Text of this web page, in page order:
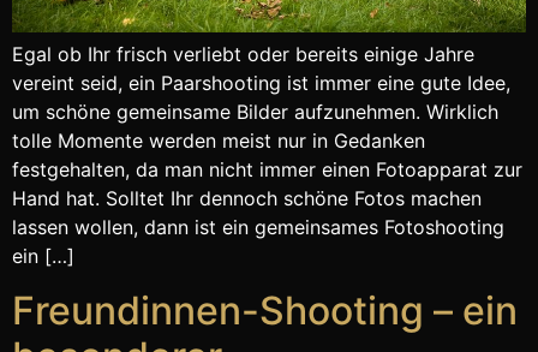
Egal ob Ihr frisch verliebt oder bereits einige Jahre
vereint seid, ein Paarshooting ist immer eine gute Idee,
um schöne gemeinsame Bilder aufzunehmen. Wirklich
tolle Momente werden meist nur in Gedanken
festgehalten, da man nicht immer einen Fotoapparat zur
Hand hat. Solltet Ihr dennoch schöne Fotos machen
lassen wollen, dann ist ein gemeinsames Fotoshooting
ein […]
Freundinnen-Shooting – ein